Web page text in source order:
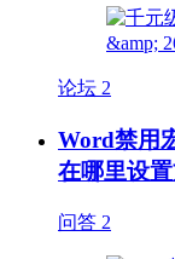
论坛 2
Word禁用
在哪里设
问答 2